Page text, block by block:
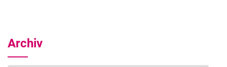
Archiv